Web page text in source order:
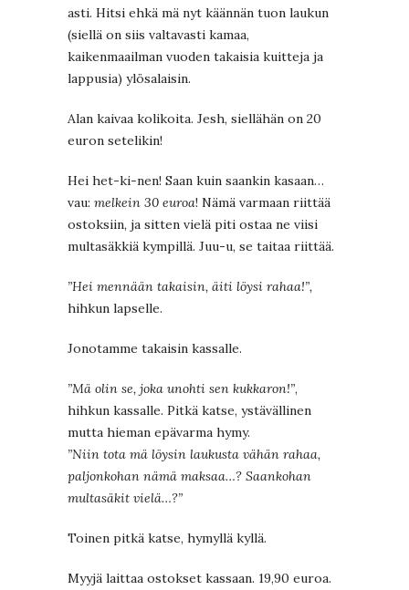
asti. Hitsi ehkä mä nyt käännän tuon laukun
(siellä on siis valtavasti kamaa,
kaikenmaailman vuoden takaisia kuitteja ja
lappusia) ylösalaisin.
Alan kaivaa kolikoita. Jesh, siellähän on 20
euron setelikin!
Hei het-ki-nen! Saan kuin saankin kasaan…
vau: melkein 30 euroa! Nämä varmaan riittää
ostoksiin, ja sitten vielä piti ostaa ne viisi
multasäkkiä kympillä. Juu-u, se taitaa riittää.
”Hei mennään takaisin, äiti löysi rahaa!”,
hihkun lapselle.
Jonotamme takaisin kassalle.
”Mä olin se, joka unohti sen kukkaron!”,
hihkun kassalle. Pitkä katse, ystävällinen
mutta hieman epävarma hymy.
”Niin tota mä löysin laukusta vähän rahaa,
paljonkohan nämä maksaa…? Saankohan
multasäkit vielä…?”
Toinen pitkä katse, hymyllä kyllä.
Myyjä laittaa ostokset kassaan. 19,90 euroa.